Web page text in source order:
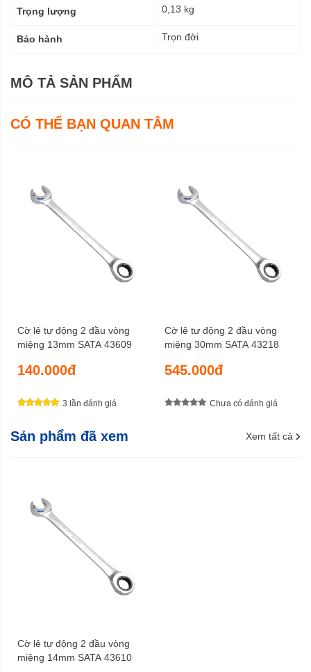
Trọng lượng 0,13 kg
Bảo hành Trọn đời
MÔ TẢ SẢN PHẨM
CÓ THỂ BẠN QUAN TÂM
Cờ lê tự động 2 đầu vòng
miệng 13mm SATA 43609
140.000đ
3 lần đánh giá
Cờ lê tự động 2 đầu vòng
miệng 30mm SATA 43218
545.000đ
Chưa có đánh giá
Sản phẩm đã xem Xem tất cả
Cờ lê tự động 2 đầu vòng
miệng 14mm SATA 43610